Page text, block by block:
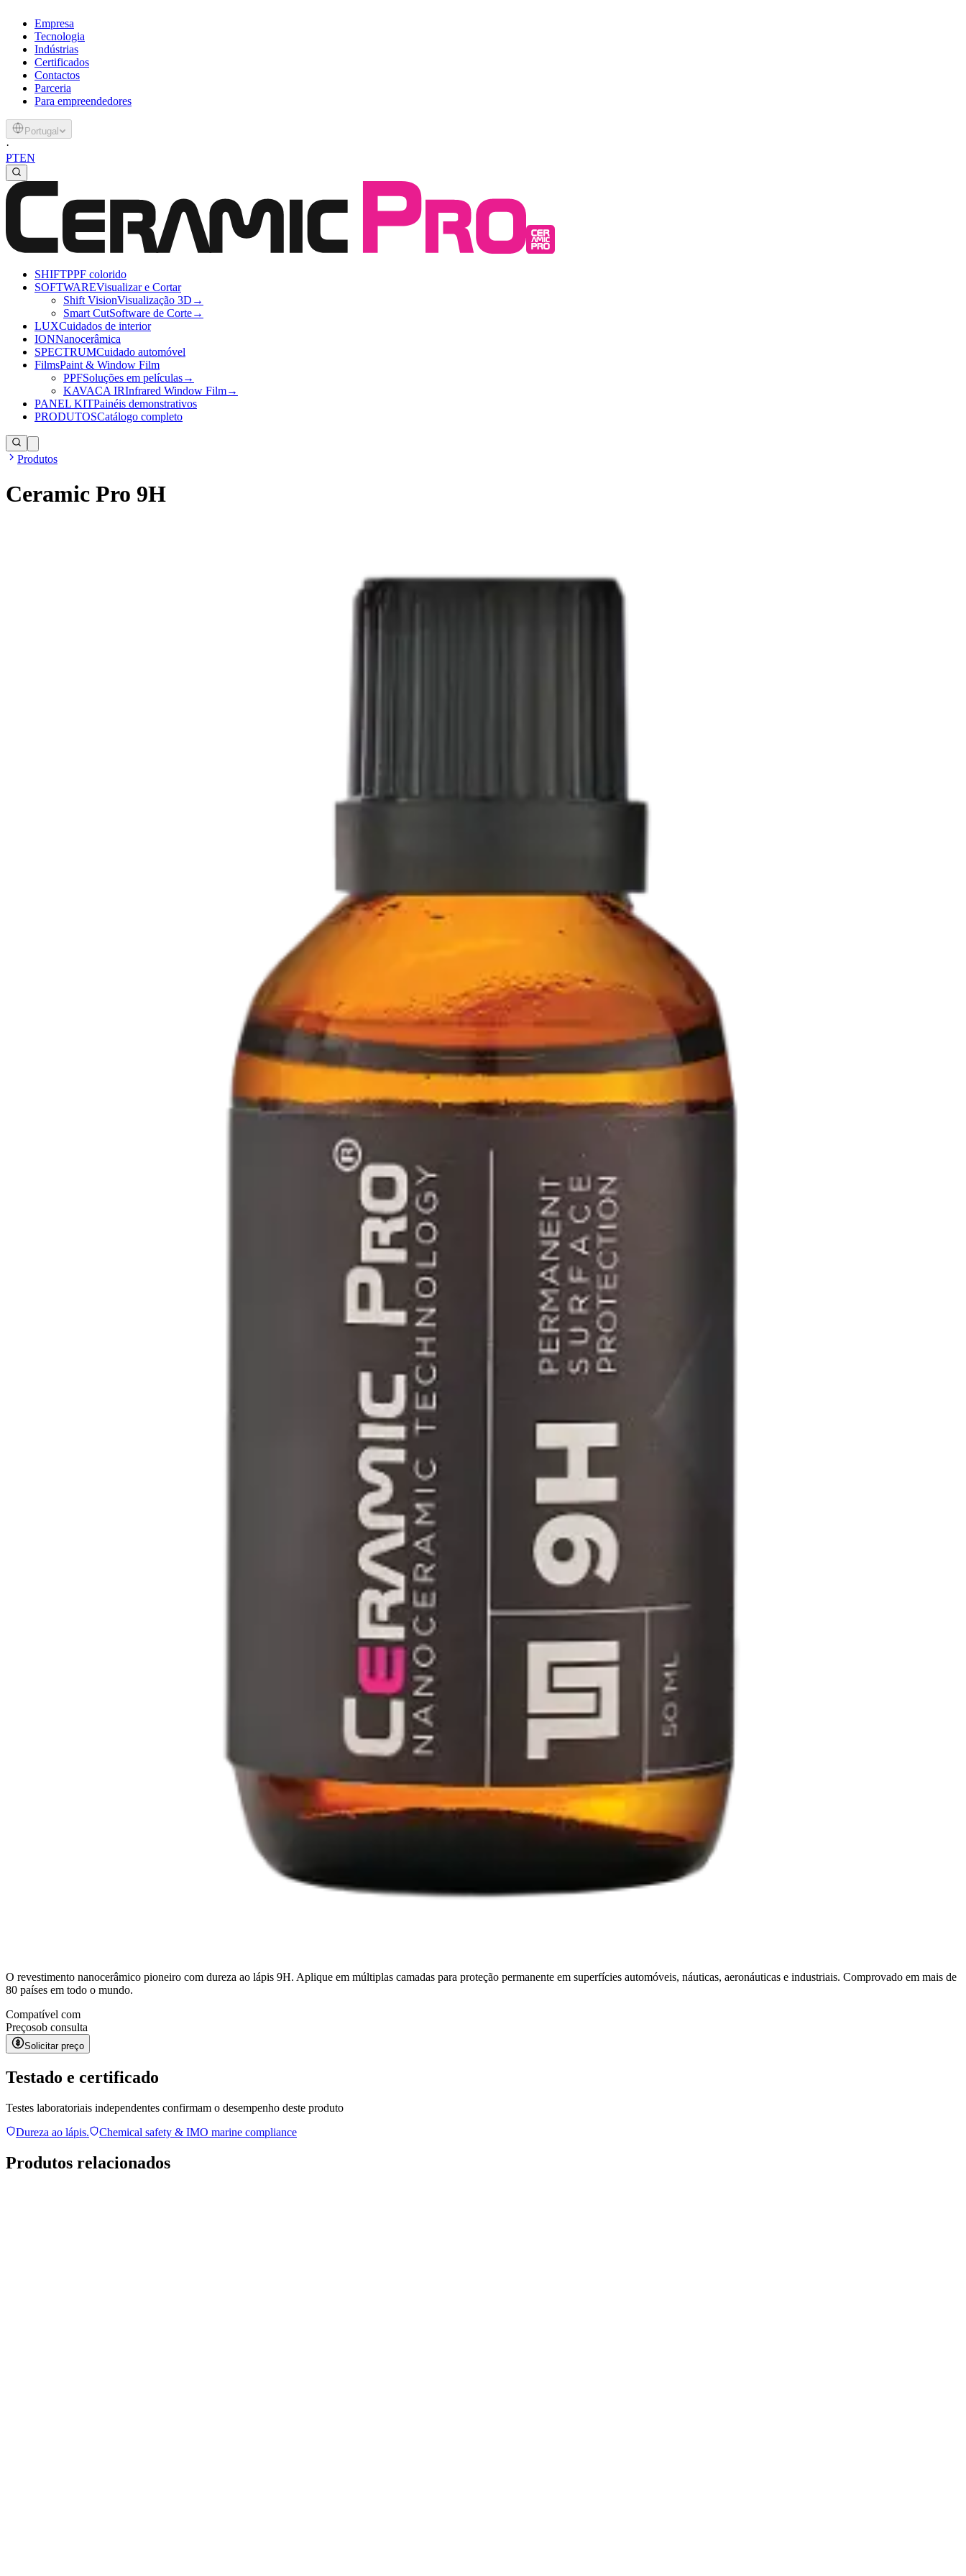
Empresa
Tecnologia
Indústrias
Certificados
Contactos
Parceria
Para empreendedores
Portugal
·
PTEN
SHIFTPPF colorido
SOFTWAREVisualizar e Cortar
Shift VisionVisualização 3D →
Smart CutSoftware de Corte→
LUXCuidados de interior
IONNanocerâmica
SPECTRUMCuidado automóvel
FilmsPaint & Window Film
PPFSoluções em películas→
KAVACA IRInfrared Window Film→
PANEL KITPainéis demonstrativos
PRODUTOSCatálogo completo
Produtos
Ceramic Pro 9H
O revestimento nanocerâmico pioneiro com dureza ao lápis 9H. Aplique em múltiplas camadas para proteção permanente em superfícies automóveis, náuticas, aeronáuticas e industriais. Comprovado em mais de
80 países em todo o mundo.
Compatível com
Preçosob consulta
Solicitar preço
Testado e certificado
Testes laboratoriais independentes confirmam o desempenho deste produto
Dureza ao lápis.
Chemical safety & IMO marine compliance
Produtos relacionados